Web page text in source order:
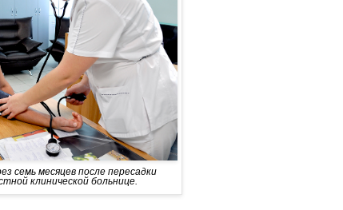
семь месяцев после пересадки
клинической больнице.